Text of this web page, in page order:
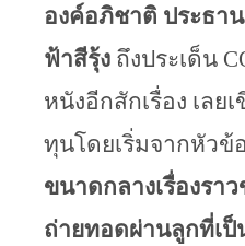
องค์อภิชาติ ประธา
ฟ้าสีรุ้ง ถึงประเด็น
หนังอีกสักเรื่อง เลย
ทุนโดยเริ่มจากหัวข้
ขนาดกลางเรื่องรา
ถ่ายทอดผ่านลูกที่เ